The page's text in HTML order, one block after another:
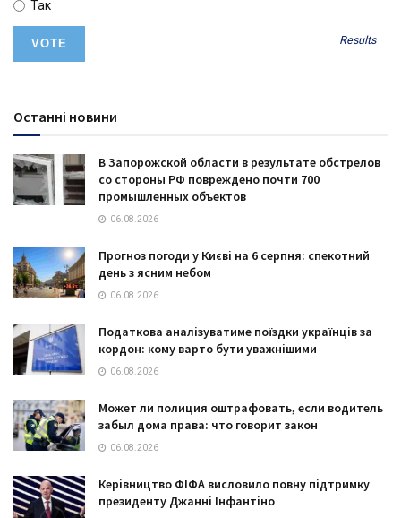
Так
Results
Останні новини
В Запорожской области в результате обстрелов
со стороны РФ повреждено почти 700
промышленных объектов
06.08.2026
Прогноз погоди у Києві на 6 серпня: спекотний
день з ясним небом
06.08.2026
Податкова аналізуватиме поїздки українців за
кордон: кому варто бути уважнішими
06.08.2026
Может ли полиция оштрафовать, если водитель
забыл дома права: что говорит закон
06.08.2026
Керівництво ФІФА висловило повну підтримку
президенту Джанні Інфантіно